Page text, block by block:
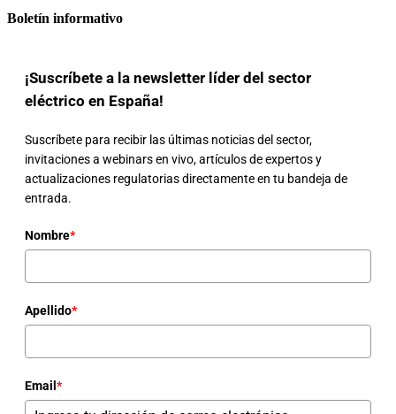
Boletín informativo
¡Suscríbete a la newsletter líder del sector
eléctrico en España!
Suscríbete para recibir las últimas noticias del sector,
invitaciones a webinars en vivo, artículos de expertos y
actualizaciones regulatorias directamente en tu bandeja de
entrada.
Nombre*
Apellido*
Email *